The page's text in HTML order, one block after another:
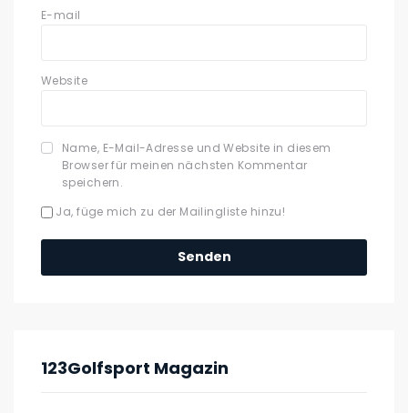
E-mail
Website
Name, E-Mail-Adresse und Website in diesem
Browser für meinen nächsten Kommentar
speichern.
Ja, füge mich zu der Mailingliste hinzu!
123Golfsport Magazin